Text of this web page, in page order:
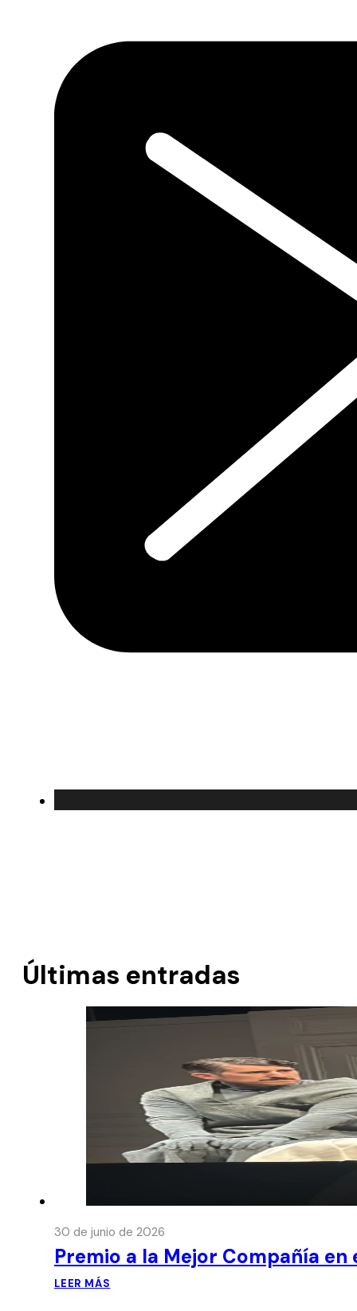
Últimas entradas
30 de junio de 2026
Premio a la Mejor Compañía en
LEER MÁS